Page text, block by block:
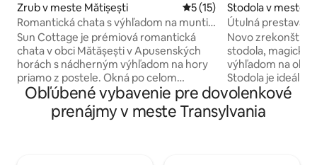
Zrub v meste Mătișești Priemerné ohodnotenie 5
5 (15)
Romantická chata s výhľadom na munti
din pat
Sun Cottage je prémiová romantická
chata v obci Mătășești v Apusenských
horách s nádherným výhľadom na hory
priamo z postele. Okná po celom
obvode a strešné okná vytvárajú
jedinečný zážitok z východu slnka a
hviezdnej oblohy. Úplné súkromie, pokoj
Stodola v meste
Útulná
útočisko v prírode
Novo
stodola, magický
výhľadom na
Stodola je ideálna
môže ubytovať
manželskou
posteľou a
Obľúbené vybavenie pre dovolenkové
prenájmy v meste Transylvania